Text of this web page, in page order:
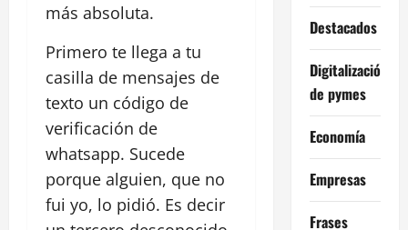
más absoluta.
Primero te llega a tu
casilla de mensajes de
texto un código de
verificación de
whatsapp. Sucede
porque alguien, que no
fui yo, lo pidió. Es decir
Destacados
Digitalización
de pymes
Economía
Empresas
Frases